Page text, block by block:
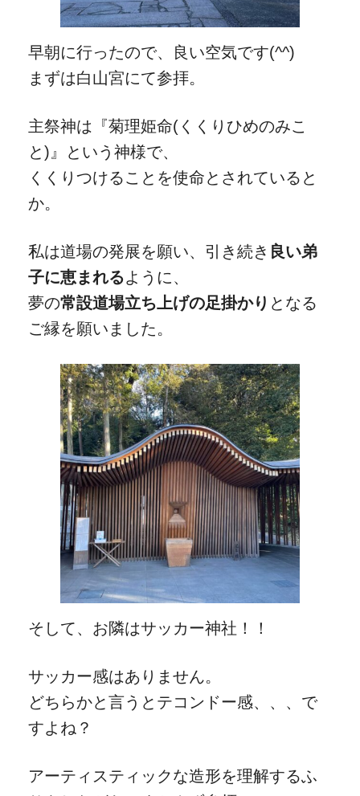
早朝に行ったので、良い空気です(^^)
まずは白山宮にて参拝。
主祭神は『菊理姫命(くくりひめのみこ
と)』という神様で、
くくりつけることを使命とされていると
か。
私は道場の発展を願い、引き続き 良い弟
子に恵まれるように、
夢の常設道場立ち上げの足掛かり となる
ご縁を願いました。
そして、お隣はサッカー神社！！
サッカー感はありません。
どちらかと言うとテコンドー感、、、で
すよね？
アーティスティックな造形を理解するふ